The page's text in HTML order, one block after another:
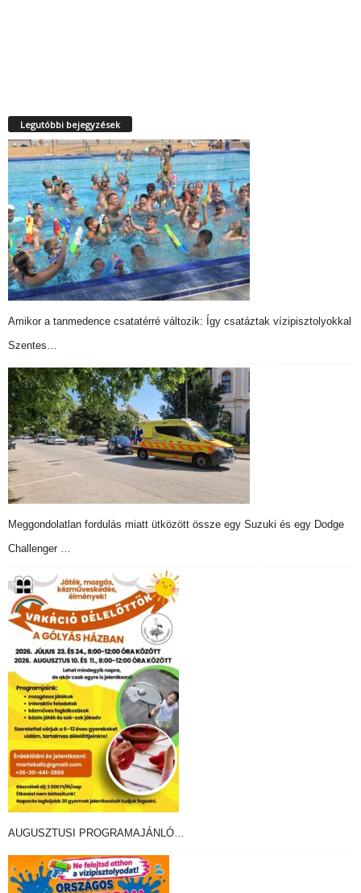
Legutóbbi bejegyzések
Amikor a tanmedence csatatérré változik: Így csatáztak vízipisztolyokkal
Szentes…
Meggondolatlan fordulás miatt ütközött össze egy Suzuki és egy Dodge
Challenger …
AUGUSZTUSI PROGRAMAJÁNLÓ…